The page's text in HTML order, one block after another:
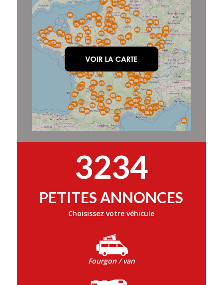
3234
PETITES ANNONCES
Choisissez votre véhicule
Fourgon / van